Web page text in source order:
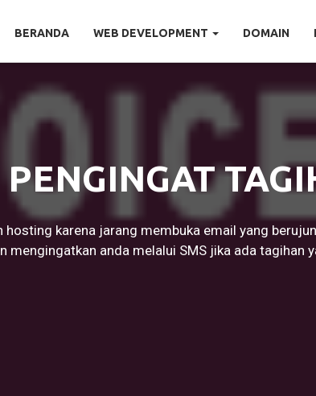
BERANDA WEB DEVELOPMENT DOMAIN
PENGINGAT
karena jarang membuka email yang
mengingatkan anda melalui SMS jika ada tagihan